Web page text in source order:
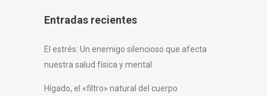
Entradas recientes
El estrés: Un enemigo silencioso que afecta
nuestra salud física y mental
Hígado, el «filtro» natural del cuerpo